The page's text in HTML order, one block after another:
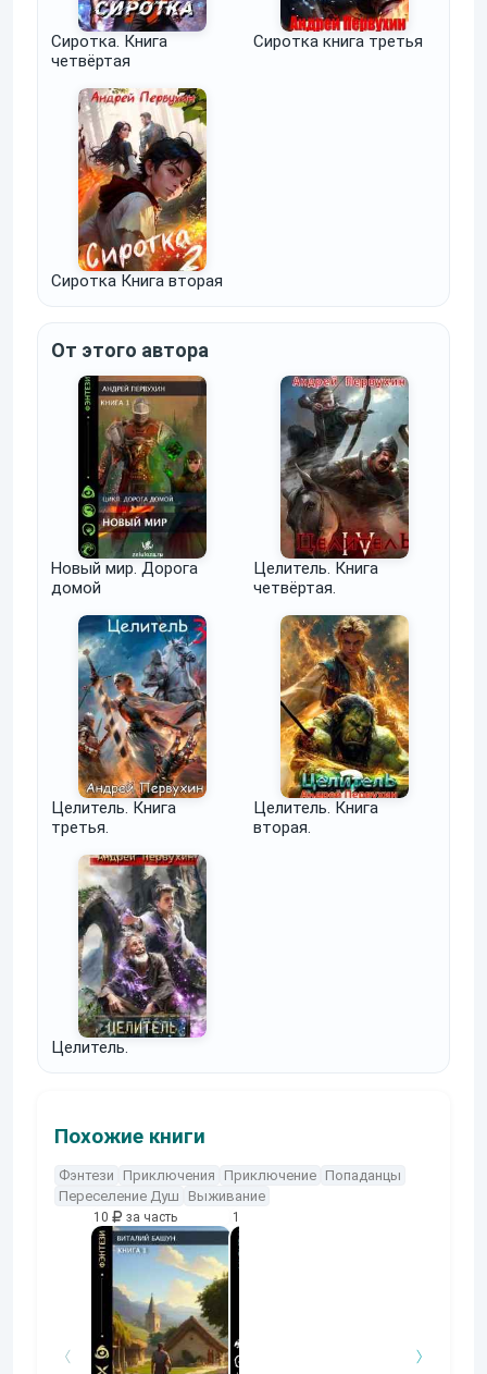
Сиротка. Книга
четвёртая
Сиротка книга третья
Сиротка Книга вторая
От этого автора
Новый мир. Дорога
домой
Целитель. Книга
четвёртая.
Целитель. Книга
третья.
Целитель. Книга
вторая.
Целитель.
Похожие книги
Фэнтези Приключения Приключение Попаданцы
Переселение Душ
Выживание
10 за часть 10